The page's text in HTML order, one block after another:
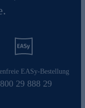
EASy-Bestellung
29 888 29